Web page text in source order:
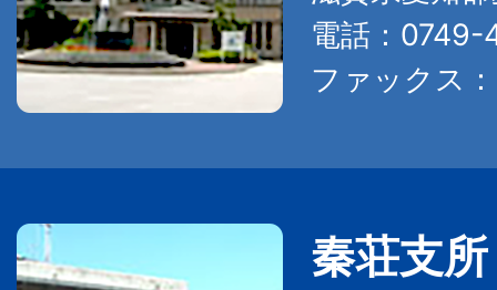
電話：0749-
ファックス
秦荘支所